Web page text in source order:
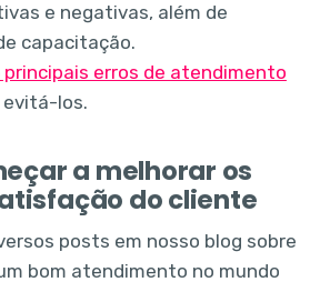
e negativas, além de
capacitação.
principais erros de atendimento
evitá-los.
a melhorar os
do cliente
posts em nosso blog sobre
bom atendimento no mundo